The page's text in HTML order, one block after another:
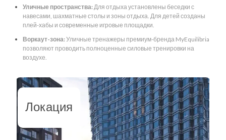
Уличные пространства:Для отдыха установлены беседки с
навесами, шахматные столы и зоны отдыха. Для детей созданы
плей-хабы и современные игровые площадки.
Воркаут-зона:Уличные тренажеры премиум-бренда MyEquilibria
позволяют проводить полноценные силовые тренировки на
воздухе.
Локация